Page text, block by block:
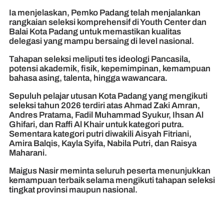
Ia menjelaskan, Pemko Padang telah menjalankan
rangkaian seleksi komprehensif di Youth Center dan
Balai Kota Padang untuk memastikan kualitas
delegasi yang mampu bersaing di level nasional.
Tahapan seleksi meliputi tes ideologi Pancasila,
potensi akademik, fisik, kepemimpinan, kemampuan
bahasa asing, talenta, hingga wawancara.
Sepuluh pelajar utusan Kota Padang yang mengikuti
seleksi tahun 2026 terdiri atas Ahmad Zaki Amran,
Andres Pratama, Fadil Muhammad Syukur, Ihsan Al
Ghifari, dan Raffi Al Khair untuk kategori putra.
Sementara kategori putri diwakili Aisyah Fitriani,
Amira Balqis, Kayla Syifa, Nabila Putri, dan Raisya
Maharani.
Maigus Nasir meminta seluruh peserta menunjukkan
kemampuan terbaik selama mengikuti tahapan seleksi
tingkat provinsi maupun nasional.